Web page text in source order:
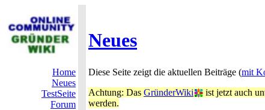
Neues
Home
Neues
TestSeite
Forum
Diese Seite zeigt die aktuellen Beiträge (mit
Achtung: Das GründerWiki ist jetzt auch
werden.